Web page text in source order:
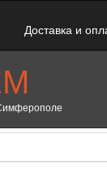
Доставка и